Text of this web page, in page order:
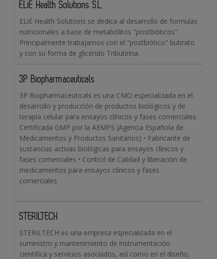
ELiE Health Solutions S.L.
ELiE Health Solutions se dedica al desarrollo de formulas
nutricionales a base de metabólitos "postbióticos".
Principalmente trabajamos con el "postbiótico" butirato
y con su forma de glicérido Tributirina.
3P Biopharmaceuticals
3P Biopharmaceuticals es una CMO especializada en el
desarrollo y producción de productos biológicos y de
terapia celular para ensayos clínicos y fases comerciales.
Certificada GMP por la AEMPS (Agencia Española de
Medicamentos y Productos Sanitarios) • Fabricante de
sustancias activas biológicas para ensayos clínicos y
fases comerciales • Control de Calidad y liberación de
medicamentos para ensayos clínicos y fases
comerciales
STERILTECH
STERILTECH es una empresa especializada en el
suministro y mantenimiento de instrumentación
científica y servicios asociados, así como en el diseño,